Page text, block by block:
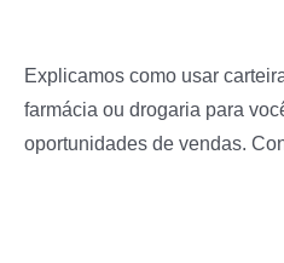
Explicamos como usar
farmácia ou drogaria para
oportunidades de vendas.